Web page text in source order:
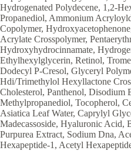
Hydrogenated Polydecene, 1,2-
Propanediol, Ammonium
Copolymer,
Acrylate Crosspolymer,
Hydroxyhydrocinnamate,
Ethylhexylglycerin, Retinol,
Dodecyl P-Cresol, Glyceryl
Hdi/Trimethylol Hexyllactone
Cholesterol, Panthenol, Disodium
Methylpropanediol, Tocopherol,
Asiatica Leaf Water, Caprylyl
Madecassoside, Hyaluronic Acid,
Purpurea Extract, Sodium Dna,
Hexapeptide-1, Acetyl